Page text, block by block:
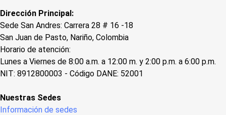
Dirección Principal:
Sede San Andres: Carrera 28 # 16 -18
San Juan de Pasto, Nariño, Colombia
Horario de atención:
Lunes a Viernes de 8:00 a.m. a 12:00 m. y 2:00 p.m. a 6:00 p.m.
NIT: 8912800003 - Código DANE: 52001
Nuestras Sedes
Información de sedes